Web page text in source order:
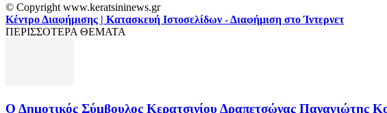
© Copyright www.keratsininews.gr
Κέντρο Διαφήμισης | Κατασκευή Ιστοσελίδων - Διαφήμιση στο Ίντερνετ
ΠΕΡΙΣΣΟΤΕΡΑ ΘΕΜΑΤΑ
Ο Δημοτικός Σύμβουλος Κερατσινίου Δραπετσώνας Παναγιώτης